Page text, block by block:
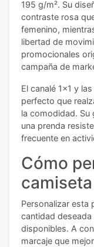
195 g/m². Su
contraste rosa
femenino,
libertad de
promocionales
campaña de
El canalé 1x1 y
perfecto que
la comodidad. Su
una prenda
frecuente en
Cómo
Personalizar esta
cantidad deseada
disponibles. A
marcaje que